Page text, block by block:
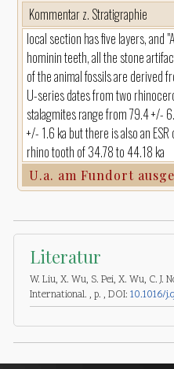
Kommentar z. Stratigraphie
local section has five layers, and
hominin teeth, all the stone
of the animal fossils are derived
U-series dates from two
stalagmites range from 79.4 +/-
+/- 1.6 ka but there is also an ESR
rhino tooth of 34.78 to 44.18 ka
U.a. am Fundort
Literatur
W. Liu, X. Wu, S. Pei, X. Wu, C. J.
International. , p. , DOI: 10.1016/